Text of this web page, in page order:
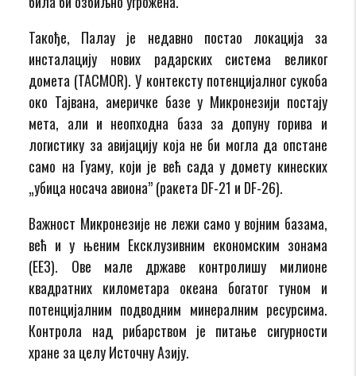
Такође, Палау је недавно постао локација за
инсталацију нових радарских система великог
домета (TACMOR). У контексту потенцијалног сукоба
око Тајвана, америчке базе у Микронезији постају
мета, али и неопходна база за допуну горива и
логистику за авијацију која не би могла да опстане
само на Гуаму, који је већ сада у домету кинеских
„убица носача авиона” (ракета DF-21 и DF-26).
Важност Микронезије не лежи само у војним базама,
већ и у њеним Ексклузивним економским зонама
(ЕЕЗ). Ове мале државе контролишу милионе
квадратних километара океана богатог туном и
потенцијалним подводним минералним ресурсима.
Контрола над рибарством је питање сигурности
хране за целу Источну Азију.